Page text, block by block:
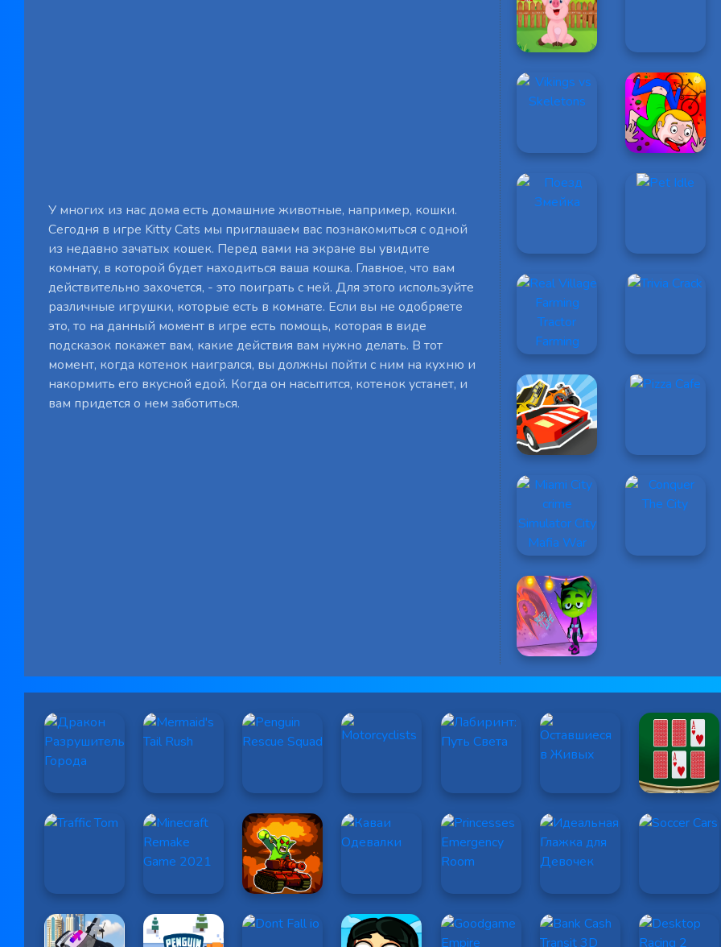
У многих из нас дома есть домашние животные, например, кошки.
Сегодня в игре Kitty Cats мы приглашаем вас познакомиться с одной
из недавно зачатых кошек. Перед вами на экране вы увидите
комнату, в которой будет находиться ваша кошка. Главное, что вам
действительно захочется, - это поиграть с ней. Для этого используйте
различные игрушки, которые есть в комнате. Если вы не одобряете
это, то на данный момент в игре есть помощь, которая в виде
подсказок покажет вам, какие действия вам нужно делать. В тот
момент, когда котенок наигрался, вы должны пойти с ним на кухню и
накормить его вкусной едой. Когда он насытится, котенок устанет, и
вам придется о нем заботиться.